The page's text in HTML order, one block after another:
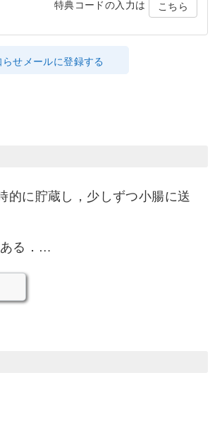
特典コードの入力は こちら
せメールに登録する
的に貯蔵し，少しずつ小腸に送
ある．…